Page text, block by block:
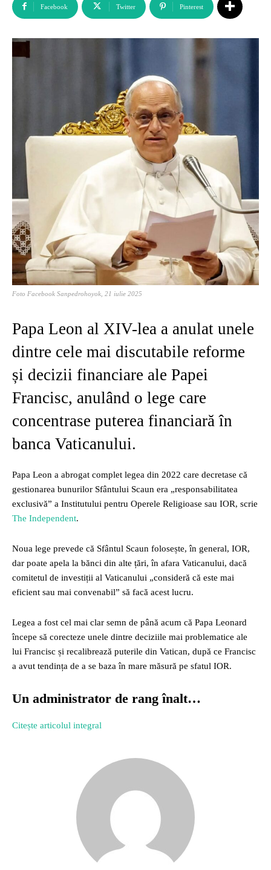
Facebook Twitter Pinterest
Foto Facebook Sanpedrohoyok, 21 iulie 2025
Papa Leon al XIV-lea a anulat unele
dintre cele mai discutabile reforme
și decizii financiare ale Papei
Francisc, anulând o lege care
concentrase puterea financiară în
banca Vaticanului.
Papa Leon a abrogat complet legea din 2022 care decretase că
gestionarea bunurilor Sfântului Scaun era „responsabilitatea
exclusivă” a Institutului pentru Operele Religioase sau IOR, scrie
The Independent.
Noua lege prevede că Sfântul Scaun folosește, în general, IOR,
dar poate apela la bănci din alte țări, în afara Vaticanului, dacă
comitetul de investiții al Vaticanului „consideră că este mai
eficient sau mai convenabil” să facă acest lucru.
Legea a fost cel mai clar semn de până acum că Papa Leonard
începe să corecteze unele dintre deciziile mai problematice ale
lui Francisc și recalibrează puterile din Vatican, după ce Francisc
a avut tendința de a se baza în mare măsură pe sfatul IOR.
Un administrator de rang înalt…
Citește articolul integral